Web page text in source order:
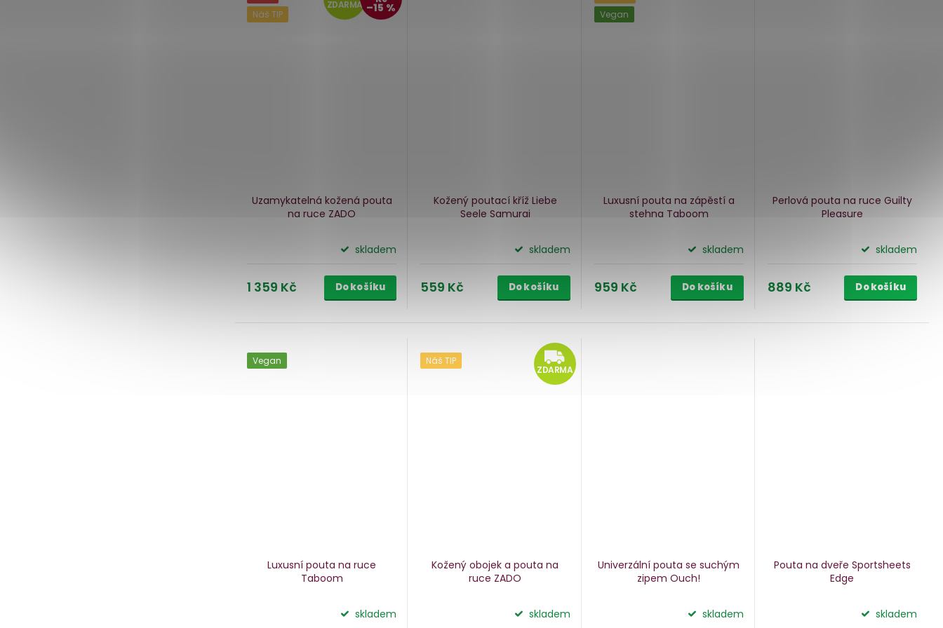
Náš TIP
ZDARMA –15 %
Uzamykatelná kožená pouta
na ruce ZADO
skladem
1 359 Kč Do košíku
Kožený poutací kříž Liebe
Seele Samurai
skladem
559 Kč Do košíku
Vegan
Luxusní pouta na zápěstí a
stehna Taboom
skladem
959 Kč Do košíku
Perlová pouta na ruce Guilty
Pleasure
skladem
889 Kč Do košíku
Vegan
Luxusní pouta na ruce
Taboom
skladem
Náš TIP ZDARMA
ZDARMA
Kožený obojek a pouta na
ruce ZADO
skladem
Univerzální pouta se suchým
zipem Ouch!
skladem
Pouta na dveře Sportsheets
Edge
skladem